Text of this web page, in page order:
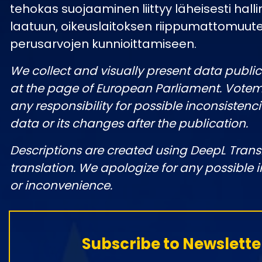
tehokas suojaaminen liittyy läheisesti
laatuun, oikeuslaitoksen
perusarvojen kunnioittamiseen.
We collect and visually present data
at the page of European Parliament.
any responsibility for possible
data or its changes after the publication.
Descriptions are created using DeepL
translation. We apologize for any possible
or inconvenience.
Subscribe to